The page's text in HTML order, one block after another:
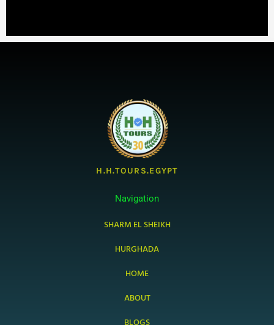
H.H.TOURS.EGYPT
Navigation
SHARM EL SHEIKH
HURGHADA
HOME
ABOUT